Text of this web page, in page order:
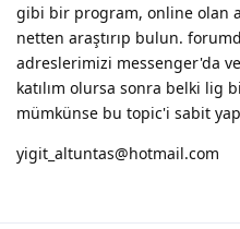
gibi bir program, online olan
netten araştırıp bulun.
adreslerimizi messenger'da
katılım olursa sonra belki lig
mümkünse bu topic'i sabit
yigit_altuntas@hotmail.com